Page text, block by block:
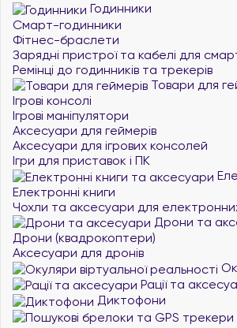
Годинники
Смарт-годинники
Фітнес-браслети
Зарядні пристрої та кабелі для
Ремінці до годинників та трекерів
Товари для
Ігрові консолі
Ігрові маніпулятори
Аксесуари для геймерів
Аксесуари для ігрових консолей
Ігри для приставок і ПК
Електронні книги
Чохли та аксесуари для
Дрони та
Дрони (квадрокоптери)
Аксесуари для дронів
Рації та
Диктофони